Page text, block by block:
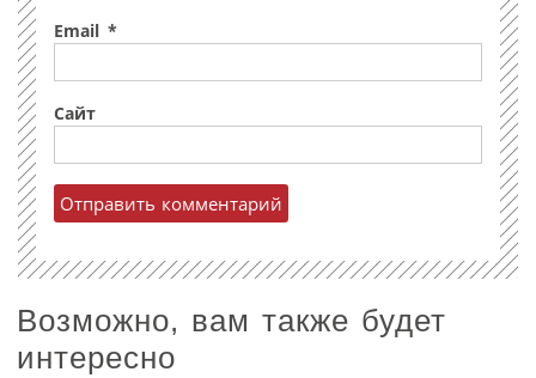
Email *
Сайт
Возможно, вам также будет
интересно